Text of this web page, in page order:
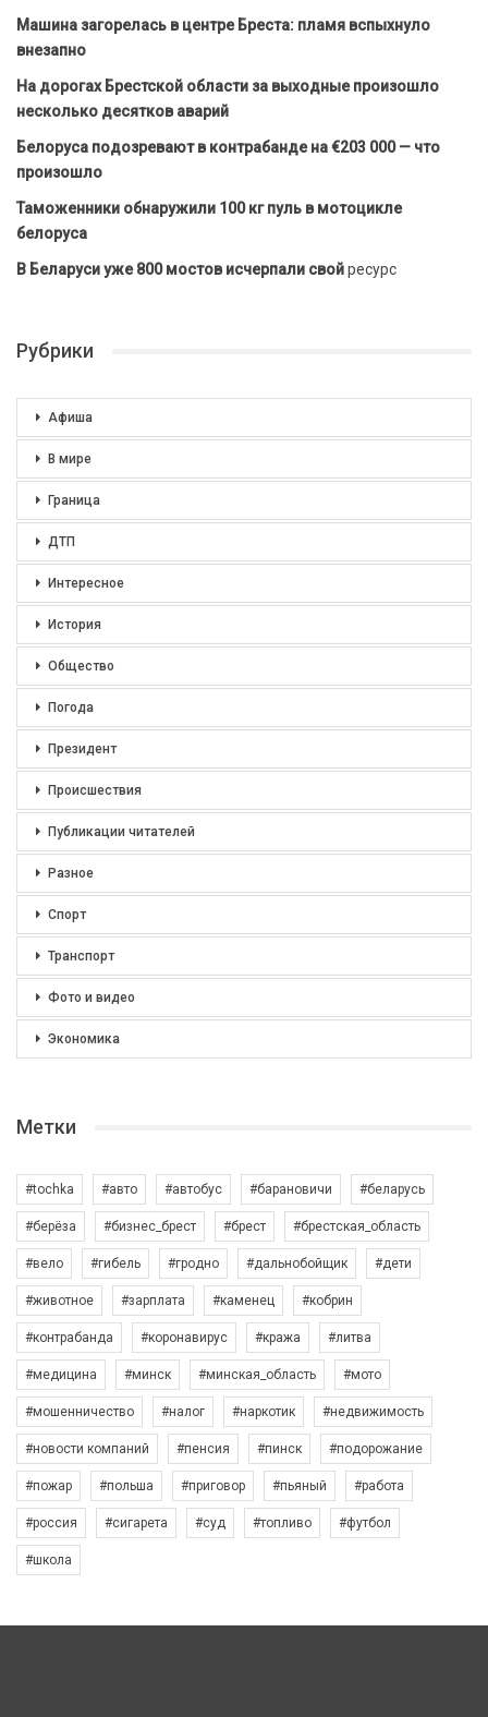
Машина загорелась в центре Бреста: пламя вспыхнуло
внезапно
На дорогах Брестской области за выходные произошло
несколько десятков аварий
Белоруса подозревают в контрабанде на €203 000 — что
произошло
Таможенники обнаружили 100 кг пуль в мотоцикле
белоруса
В Беларуси уже 800 мостов исчерпали свойресурс
Рубрики
Афиша
В мире
Граница
ДТП
Интересное
История
Общество
Погода
Президент
Происшествия
Публикации читателей
Разное
Спорт
Транспорт
Фото и видео
Экономика
Метки
#tochka #авто #автобус #барановичи #беларусь
#берёза #бизнес_брест #брест #брестская_область
#вело #гибель #гродно #дальнобойщик #дети
#животное #зарплата #каменец #кобрин
#контрабанда #коронавирус #кража #литва
#медицина #минск #минская_область #мото
#мошенничество #налог #наркотик #недвижимость
#новости компаний #пенсия #пинск #подорожание
#пожар #польша #приговор #пьяный #работа
#россия #сигарета #суд #топливо #футбол
#школа